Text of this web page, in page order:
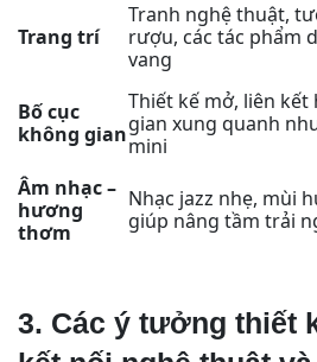
Trang trí
Tranh nghệ thuật,
rượu, các tác phẩm
vang
Bố cục
không gian
Thiết kế mở, liên kết
gian xung quanh
mini
Âm nhạc –
hương
thơm
Nhạc jazz nhẹ, mùi
giúp nâng tầm trải
3. Các ý tưởng thiết